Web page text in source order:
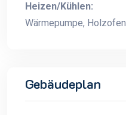
Heizen/Kühlen:
Wärmepumpe, Holzofen
Gebäudeplan